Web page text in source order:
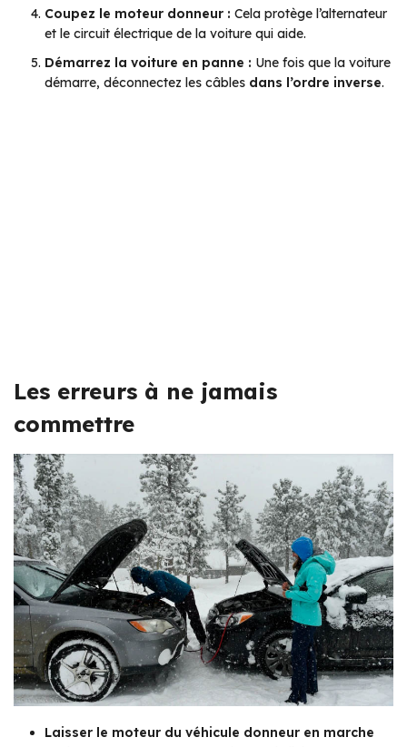
Coupez le moteur donneur : Cela protège l’alternateur
et le circuit électrique de la voiture qui aide.
Démarrez la voiture en panne : Une fois que la voiture
démarre, déconnectez les câbles dans l’ordre inverse.
Les erreurs à ne jamais
commettre
Laisser le moteur du véhicule donneur en marche